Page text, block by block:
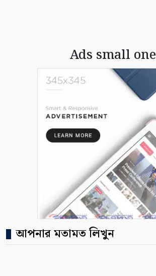
Ads small one
আপনার মতামত লিখুন